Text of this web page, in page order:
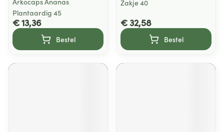
Plantaardig 45
€ 13,36
Bestel
Zakje 40
€ 32,58
Bestel